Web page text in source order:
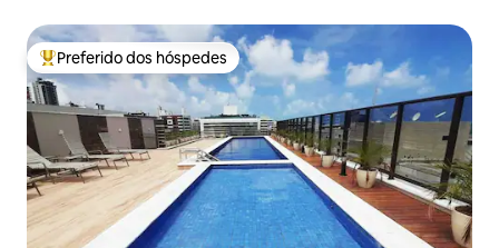
Entre os melhores preferidos dos hóspedes
Preferido dos hóspedes